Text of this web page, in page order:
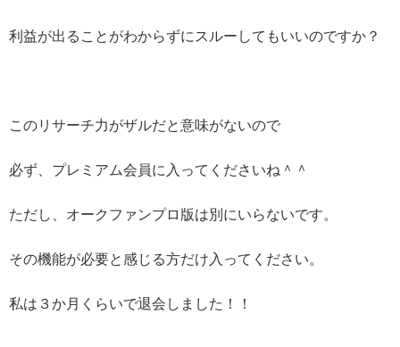
利益が出ることがわからずにスルーしてもいいのですか？
このリサーチ力がザルだと意味がないので
必ず、プレミアム会員に入ってくださいね＾＾
ただし、オークファンプロ版は別にいらないです。
その機能が必要と感じる方だけ入ってください。
私は３か月くらいで退会しました！！